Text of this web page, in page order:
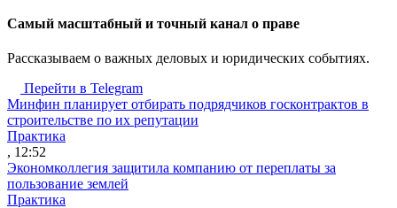
Cамый масштабный и точный канал о праве
Рассказываем о важных деловых и юридических событиях.
Перейти в Telegram
Минфин планирует отбирать подрядчиков госконтрактов в
строительстве по их репутации
Практика
, 12:52
Экономколлегия защитила компанию от переплаты за
пользование землей
Практика